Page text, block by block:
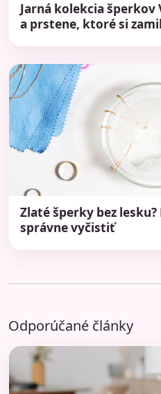
Jarná kolekcia
a prstene, ktoré si
Zlaté šperky bez
správne vyčistiť
Odporúčané články